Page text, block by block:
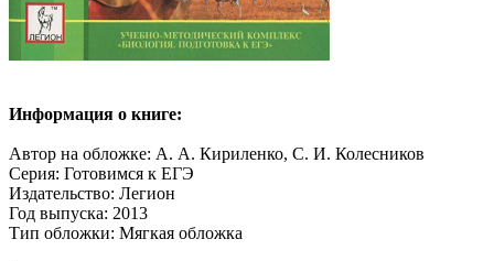
Информация о книге:
Автор на обложке: А. А. Кириленко, С. И. Колесников
Серия: Готовимся к ЕГЭ
Издательство: Легион
Год выпуска: 2013
Тип обложки: Мягкая обложка